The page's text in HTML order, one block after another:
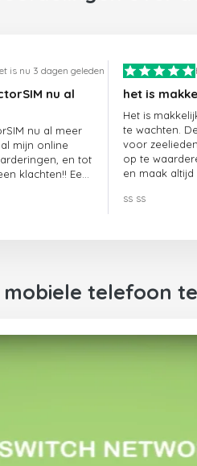
is nu 3 dagen geleden
nu al
nu al meer
mijn online
en tot
klachten!! Een
het is
Het is
te wachten.
voor
op te
en maak
ss ss
mobiele telefoon